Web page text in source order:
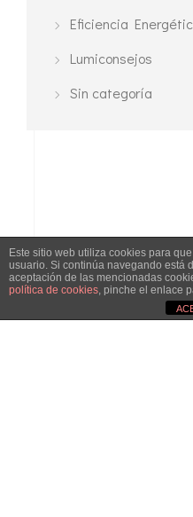
Eficiencia
Lumiconsejos
Sin categoría
Phone
+34 662 49 51 19
Este sitio web utiliza cookies para
usuario. Si continúa navegando está
aceptación de las mencionadas
política de cookies, pinche el enlace